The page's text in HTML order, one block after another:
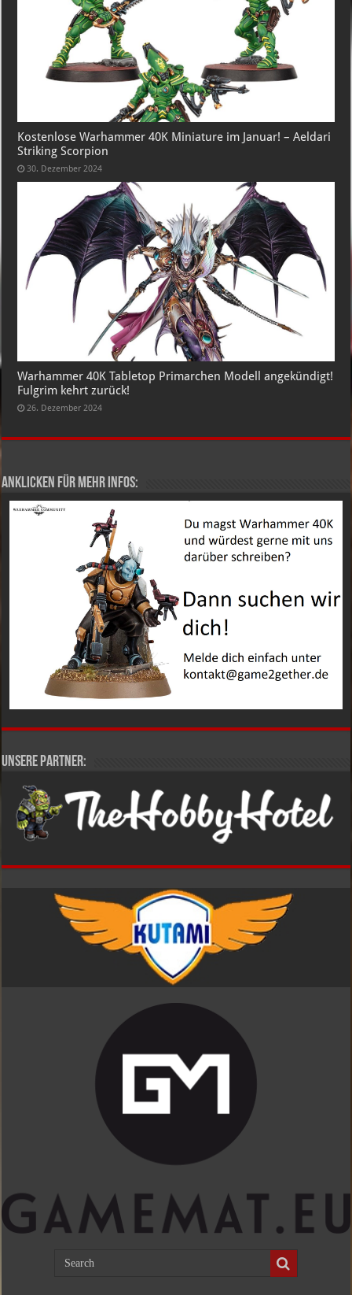
Kostenlose Warhammer 40K Miniature im Januar! – Aeldari
Striking Scorpion
30. Dezember 2024
Warhammer 40K Tabletop Primarchen Modell angekündigt!
Fulgrim kehrt zurück!
26. Dezember 2024
Anklicken für mehr Infos:
Unsere Partner: